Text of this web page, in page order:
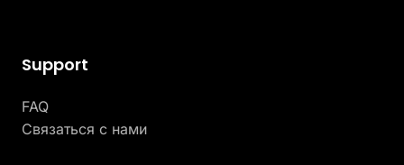
Support
FAQ
Связаться с нами